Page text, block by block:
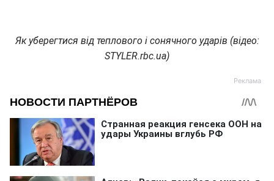
Як уберегтися від теплового і сонячного ударів (відео:
STYLER.rbc.ua)